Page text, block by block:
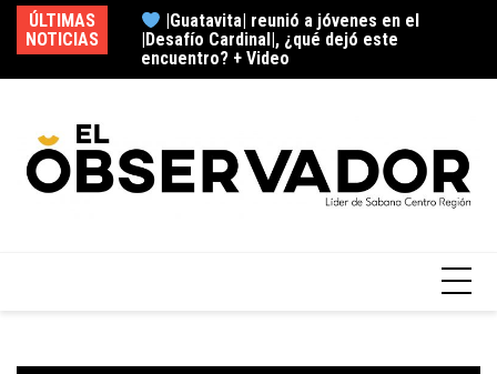
ÚLTIMAS
NOTICIAS
|Desafío Cardinal|, ¿qué dejó este
encuentro? + Video
Cajicá encendió el Mes del Rock, ¿cómo
fue esta experiencia musical?